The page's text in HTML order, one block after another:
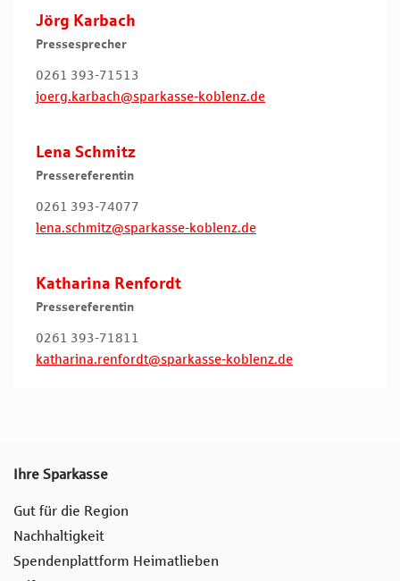
Jörg Karbach
Pressesprecher
0261 393-71513
joerg.karbach@sparkasse-koblenz.de
Lena Schmitz
Pressereferentin
0261 393-74077
lena.schmitz@sparkasse-koblenz.de
Katharina Renfordt
Pressereferentin
0261 393-71811
katharina.renfordt@sparkasse-koblenz.de
Ihre Sparkasse
Gut für die Region
Nachhaltigkeit
Spendenplattform Heimatlieben